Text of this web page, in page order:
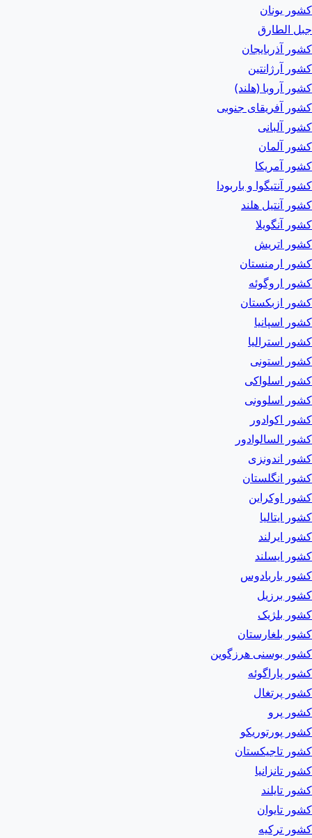
کشور یونان
جبل الطارق
کشور آذربایجان
کشور آرژانتین
کشور آروبا (هلند)
کشور آفریقای جنوبی
کشور آلبانی
کشور آلمان
کشور آمریکا
کشور آنتیگوا و باربودا
کشور آنتیل هلند
کشور آنگویلا
کشور اتریش
کشور ارمنستان
کشور اروگوئه
کشور ازبکستان
کشور اسپانیا
کشور استرالیا
کشور استونی
کشور اسلواکی
کشور اسلوونی
کشور اکوادور
کشور السالوادور
کشور اندونزی
کشور انگلستان
کشور اوکراین
کشور ایتالیا
کشور ایرلند
کشور ایسلند
کشور باربادوس
کشور برزیل
کشور بلژیک
کشور بلغارستان
کشور بوسنی هرزگوین
کشور پاراگوئه
کشور پرتغال
کشور پرو
کشور پورتوریکو
کشور تاجیکستان
کشور تانزانیا
کشور تایلند
کشور تایوان
کشور ترکیه